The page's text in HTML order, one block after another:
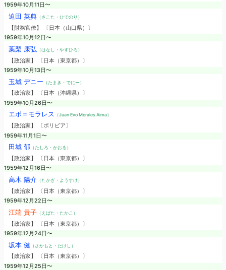
1959年10月11日〜
迫田 英典（さこた・ひでのり）
【財務官僚】 〔日本（山口県）〕
1959年10月12日〜
葉梨 康弘 （はなし・やすひろ）
【政治家】 〔日本（東京都）〕
1959年10月13日〜
玉城 デニー （たまき・でにー）
【政治家】 〔日本（沖縄県）〕
1959年10月26日〜
エボ＝モラレス （Juan Evo Morales Aima）
【政治家】 〔ボリビア〕
1959年11月1日〜
田城 郁（たしろ・かおる）
【政治家】 〔日本（東京都）〕
1959年12月16日〜
高木 陽介（たかぎ・ようすけ）
【政治家】 〔日本（東京都）〕
1959年12月22日〜
江端 貴子（えばた・たかこ）
【政治家】 〔日本（東京都）〕
1959年12月24日〜
坂本 健 （さかもと・たけし）
【政治家】 〔日本（東京都）〕
1959年12月25日〜